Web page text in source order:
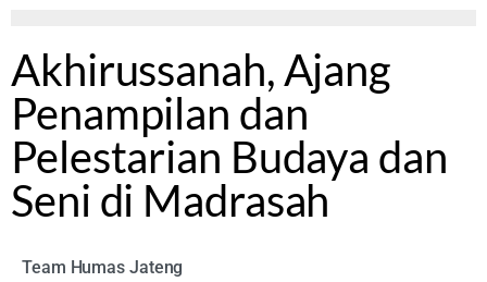
Akhirussanah, Ajang
Penampilan dan
Pelestarian Budaya dan
Seni di Madrasah
Team Humas Jateng